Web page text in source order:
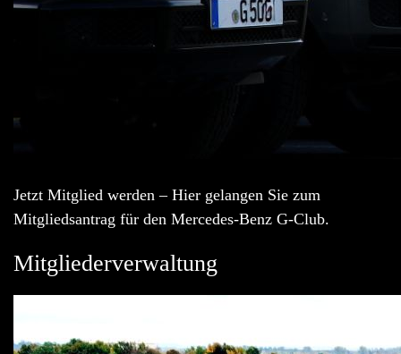
Jetzt Mitglied werden – Hier gelangen Sie zum
Mitgliedsantrag für den Mercedes-Benz G-Club.
Mitgliederverwaltung